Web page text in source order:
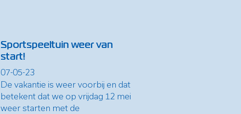
Sportspeeltuin weer van
start!
07-05-23
De vakantie is weer voorbij en dat
betekent dat we op vrijdag 12 mei
weer starten met de